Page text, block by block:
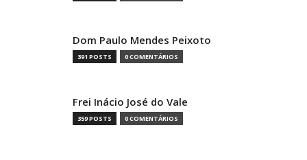
Dom Paulo Mendes Peixoto
391 POSTS 0 COMENTÁRIOS
Frei Inácio José do Vale
359 POSTS 0 COMENTÁRIOS